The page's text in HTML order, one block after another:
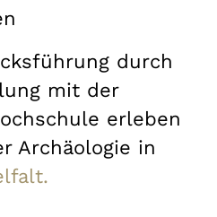
durch
mit der
erleben
Archäologie in